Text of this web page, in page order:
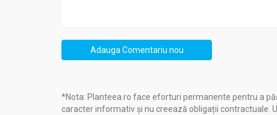
Adauga Comentariu nou
*Nota: Planteea.ro face eforturi permanente pentru a
caracter informativ și nu creează obligații contractuale.